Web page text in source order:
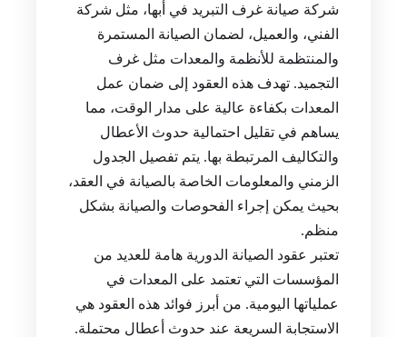
شركة صيانة غرف التبريد في أبها، مثل شركة
الفني، والعميل، لضمان الصيانة المستمرة
والمنتظمة للأنظمة والمعدات مثل غرف
التجميد. تهدف هذه العقود إلى ضمان عمل
المعدات بكفاءة عالية على مدار الوقت، مما
يساهم في تقليل احتمالية حدوث الأعطال
والتكاليف المرتبطة بها. يتم تفصيل الجدول
الزمني والمعلومات الخاصة بالصيانة في العقد،
بحيث يمكن إجراء الفحوصات والصيانة بشكل
منظم.
تعتبر عقود الصيانة الدورية هامة للعديد من
المؤسسات التي تعتمد على المعدات في
عملياتها اليومية. من أبرز فوائد هذه العقود هي
الاستجابة السريعة عند حدوث أعطال محتملة.